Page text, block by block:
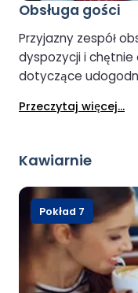
Obsługa gości
Przyjazny zespół
dyspozycji i
dotyczące
w saloniku lub
Przeczytaj więcej...
Kawiarnie
Pokład 7